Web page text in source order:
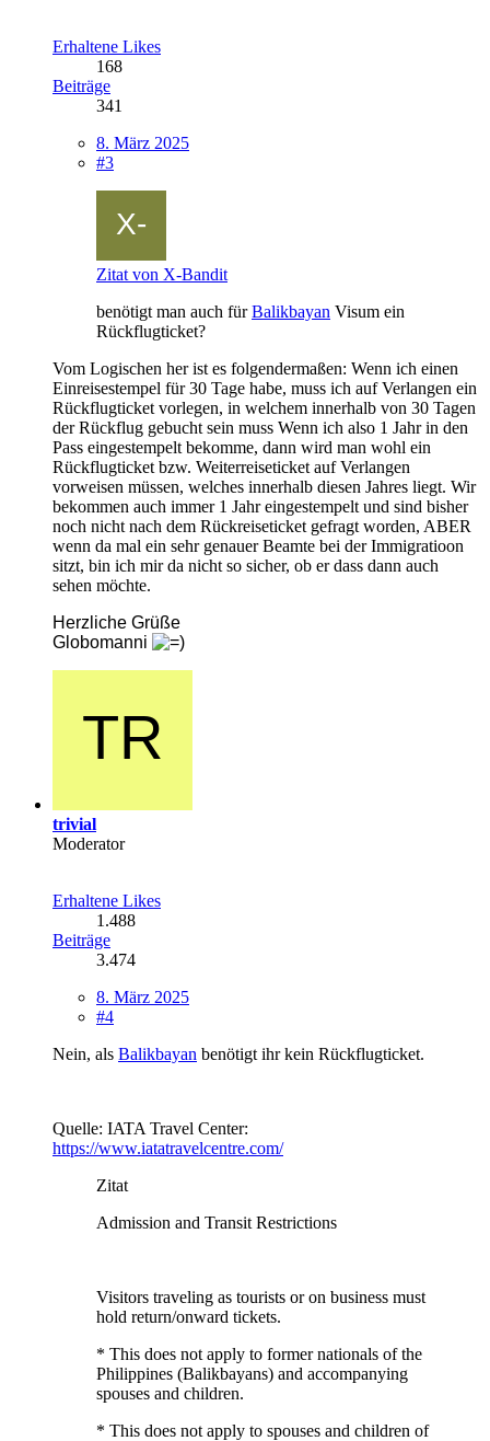
Erhaltene Likes
168
Beiträge
341
8. März 2025
#3
Zitat von X-Bandit
benötigt man auch fürBalikbayan Visum ein
Rückflugticket?
Vom Logischen her ist es folgendermaßen: Wenn ich einen
Einreisestempel für 30 Tage habe, muss ich auf Verlangen ein
Rückflugticket vorlegen, in welchem innerhalb von 30 Tagen
der Rückflug gebucht sein muss Wenn ich also 1 Jahr in den
Pass eingestempelt bekomme, dann wird man wohl ein
Rückflugticket bzw. Weiterreiseticket auf Verlangen
vorweisen müssen, welches innerhalb diesen Jahres liegt. Wir
bekommen auch immer 1 Jahr eingestempelt und sind bisher
noch nicht nach dem Rückreiseticket gefragt worden, ABER
wenn da mal ein sehr genauer Beamte bei der Immigratioon
sitzt, bin ich mir da nicht so sicher, ob er dass dann auch
sehen möchte.
Herzliche Grüße
Globomanni
trivial
Moderator
Erhaltene Likes
1.488
Beiträge
3.474
8. März 2025
#4
Nein, als Balikbayan benötigt ihr kein Rückflugticket.
Quelle: IATA Travel Center:
https://www.iatatravelcentre.com/
Zitat
Admission and Transit Restrictions
Visitors traveling as tourists or on business must
hold return/onward tickets.
* This does not apply to former nationals of the
Philippines (Balikbayans) and accompanying
spouses and children.
* This does not apply to spouses and children of